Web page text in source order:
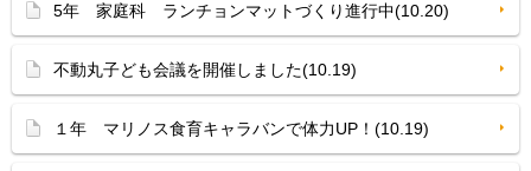
5年 家庭科 ランチョンマットづくり進行中(10.20)
不動丸子ども会議を開催しました(10.19)
１年 マリノス食育キャラバンで体力UP！(10.19)